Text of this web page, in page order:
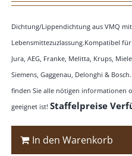
Dichtung/Lippendichtung aus VMQ mit
Lebensmittezuzlassung.Kompatibel
Jura, AEG, Franke, Melitta, Krups,
Siemens, Gaggenau, Delonghi &
finden Sie alle nötigen informationen
geeignet ist! Staffelpreise
In den Warenkorb